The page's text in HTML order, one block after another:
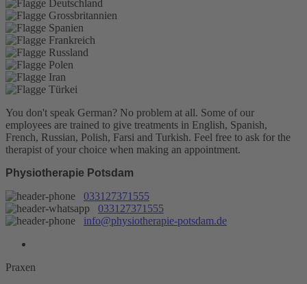
You don't speak German? No problem at all. Some of our
employees are trained to give treatments in English, Spanish,
French, Russian, Polish, Farsi and Turkish. Feel free to ask for the
therapist of your choice when making an appointment.
Physiotherapie Potsdam
033127371555
033127371555
info@physiotherapie-potsdam.de
Praxen